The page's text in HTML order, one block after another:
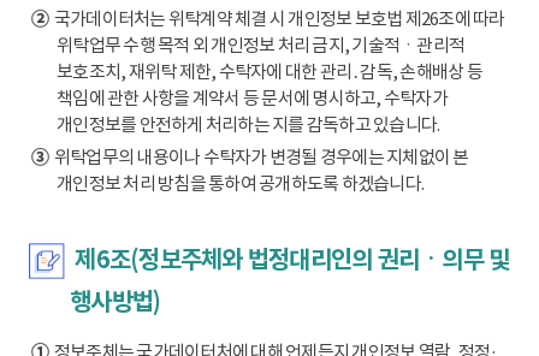
②국가데이터처는 위탁계약 체결 시 개인정보 보호법 제26조에 따라
위탁업무 수행 목적 외 개인정보 처리 금지, 기술적ㆍ관리적
보호조치, 재위탁 제한, 수탁자에 대한 관리․감독, 손해배상 등
책임에 관한 사항을 계약서 등 문서에 명시하고, 수탁자가
개인정보를 안전하게 처리하는 지를 감독하고 있습니다.
③위탁업무의 내용이나 수탁자가 변경될 경우에는 지체없이 본
개인정보 처리 방침을 통하여 공개하도록 하겠습니다.
제6조(정보주체와 법정대리인의 권리ㆍ의무 및
행사방법)